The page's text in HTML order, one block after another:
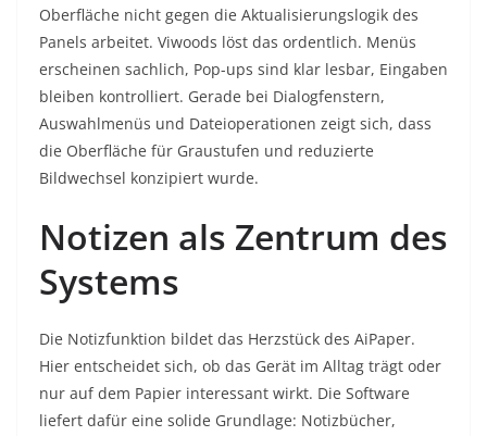
Oberfläche nicht gegen die Aktualisierungslogik des
Panels arbeitet. Viwoods löst das ordentlich. Menüs
erscheinen sachlich, Pop-ups sind klar lesbar, Eingaben
bleiben kontrolliert. Gerade bei Dialogfenstern,
Auswahlmenüs und Dateioperationen zeigt sich, dass
die Oberfläche für Graustufen und reduzierte
Bildwechsel konzipiert wurde.
Notizen als Zentrum des
Systems
Die Notizfunktion bildet das Herzstück des AiPaper.
Hier entscheidet sich, ob das Gerät im Alltag trägt oder
nur auf dem Papier interessant wirkt. Die Software
liefert dafür eine solide Grundlage: Notizbücher,